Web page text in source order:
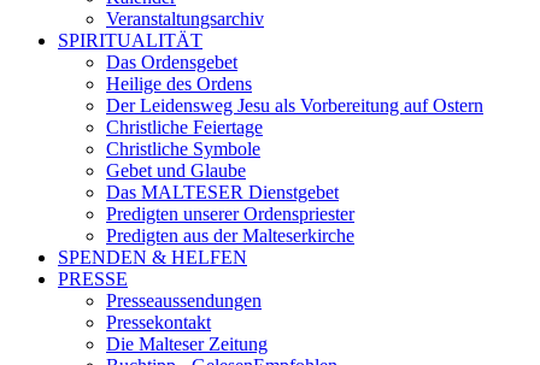
Veranstaltungsarchiv
SPIRITUALITÄT
Das Ordensgebet
Heilige des Ordens
Der Leidensweg Jesu als Vorbereitung auf Ostern
Christliche Feiertage
Christliche Symbole
Gebet und Glaube
Das MALTESER Dienstgebet
Predigten unserer Ordenspriester
Predigten aus der Malteserkirche
SPENDEN & HELFEN
PRESSE
Presseaussendungen
Pressekontakt
Die Malteser Zeitung